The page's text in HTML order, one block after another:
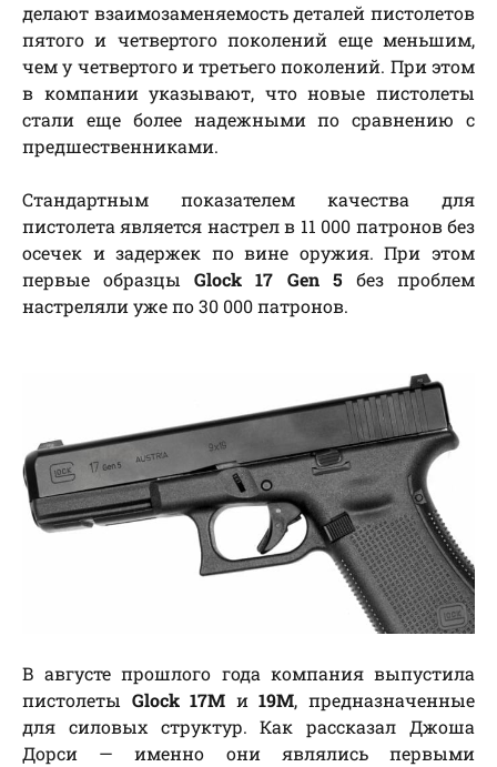
делают взаимозаменяемость деталей пистолетов
пятого и четвертого поколений еще меньшим,
чем у четвертого и третьего поколений. При этом
в компании указывают, что новые пистолеты
стали еще более надежными по сравнению с
предшественниками.
Cтандартным показателем качества для
пистолета является настрел в 11 000 патронов без
осечек и задержек по вине оружия. При этом
первые образцыGlock 17 Gen 5 без проблем
настреляли уже по 30 000 патронов.
В августе прошлого года компания выпустила
пистолеты Glock 17M и19M, предназначенные
для силовых структур. Как рассказал Джоша
Дорси — именно они являлись первыми